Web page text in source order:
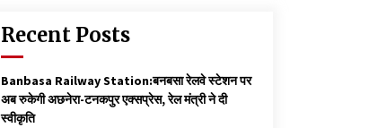
Recent Posts
Banbasa Railway Station:बनबसा रेलवे स्टेशन पर
अब रुकेगी अछनेरा-टनकपुर एक्सप्रेस, रेल मंत्री ने दी
स्वीकृति